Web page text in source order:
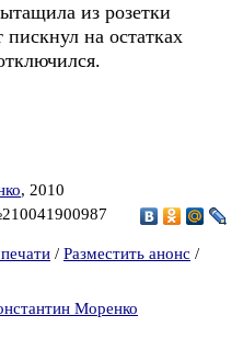
из розетки
на остатках
, 2010
/ Разместить анонс /
Моренко